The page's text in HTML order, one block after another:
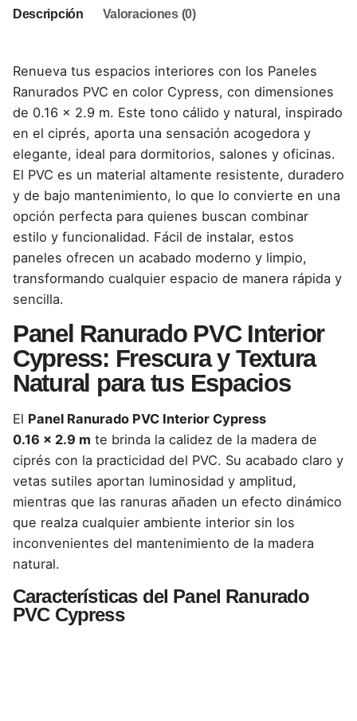
Descripción Valoraciones (0)
Renueva tus espacios interiores con los Paneles
Ranurados PVC en color Cypress, con dimensiones
de 0.16 x 2.9 m. Este tono cálido y natural, inspirado
en el ciprés, aporta una sensación acogedora y
elegante, ideal para dormitorios, salones y oficinas.
El PVC es un material altamente resistente, duradero
y de bajo mantenimiento, lo que lo convierte en una
opción perfecta para quienes buscan combinar
estilo y funcionalidad. Fácil de instalar, estos
paneles ofrecen un acabado moderno y limpio,
transformando cualquier espacio de manera rápida y
sencilla.
Panel Ranurado PVC Interior
Cypress: Frescura y Textura
Natural para tus Espacios
El Panel Ranurado PVC Interior Cypress
0.16 × 2.9 m te brinda la calidez de la madera de
ciprés con la practicidad del PVC. Su acabado claro y
vetas sutiles aportan luminosidad y amplitud,
mientras que las ranuras añaden un efecto dinámico
que realza cualquier ambiente interior sin los
inconvenientes del mantenimiento de la madera
natural.
Características del Panel Ranurado
PVC Cypress